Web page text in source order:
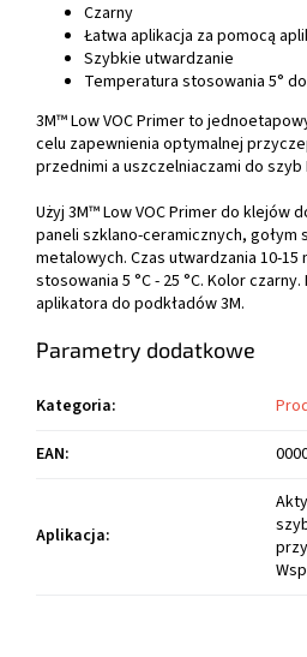
Czarny
Łatwa aplikacja za pomocą
Szybkie utwardzanie
Temperatura stosowania 5° do
3M™ Low VOC Primer to
celu zapewnienia optymalnej
przednimi a uszczelniaczami do szyb
Użyj 3M™ Low VOC Primer do klejów
paneli szklano-ceramicznych, gołym
metalowych. Czas utwardzania 10-
stosowania 5 °C - 25 °C. Kolor
aplikatora do podkładów 3M.
Parametry dodatkowe
Kategoria:
EAN:
Aplikacja: